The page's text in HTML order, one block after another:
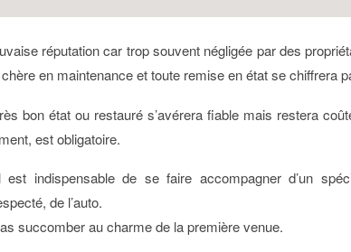
réputation car trop souvent négligée par des
en maintenance et toute remise en état se chiffrera
bon état ou restauré s’avérera fiable mais restera
est obligatoire.
est indispensable de se faire accompagner d’un
de l’auto.
succomber au charme de la première venue.